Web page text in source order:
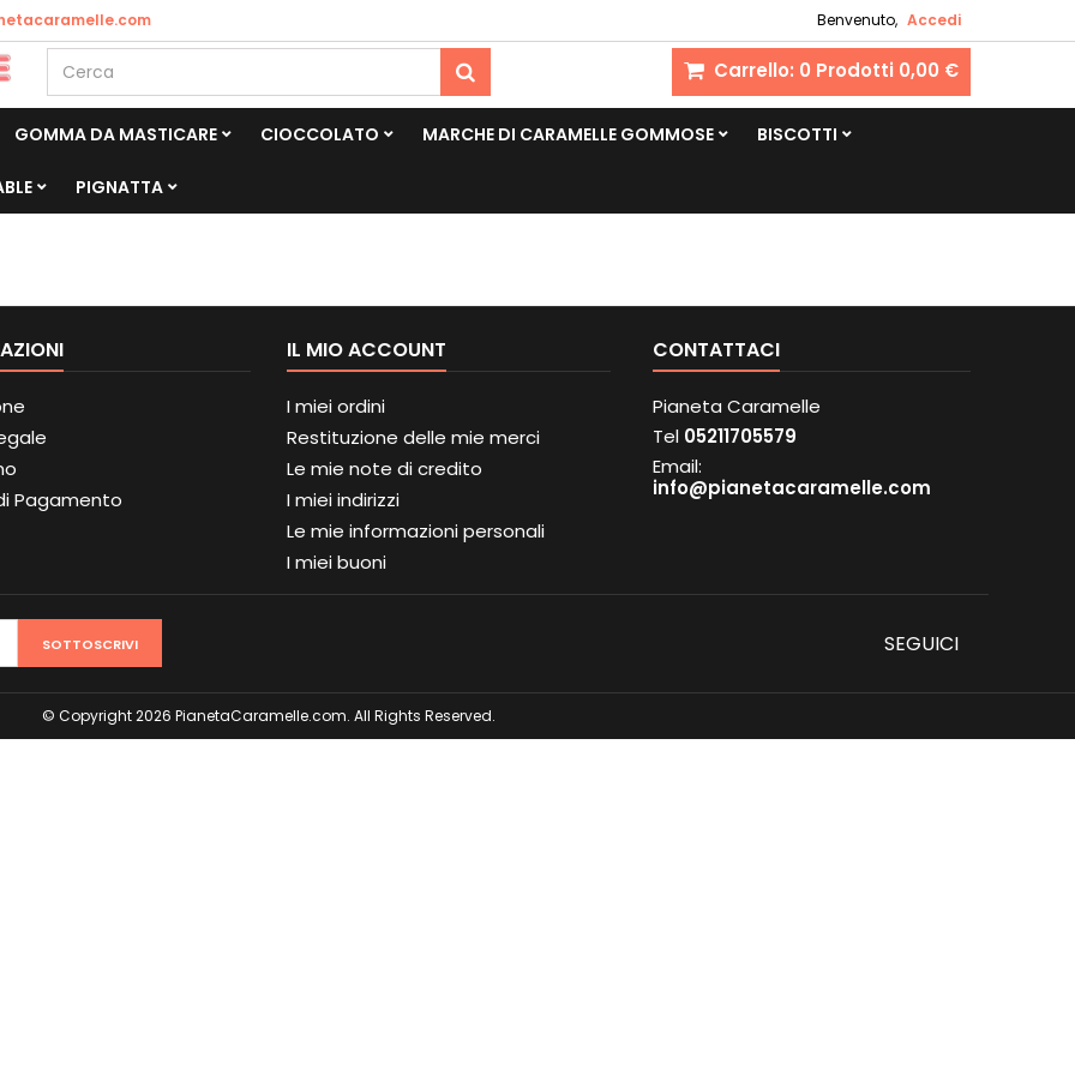
Benvenuto, Accedi
Carrello: 0 Prodotti 0,00 €
GOMMA DA MASTICARE CIOCCOLATO MARCHE DI CARAMELLE GOMMOSE BISCOTTI
PIGNATTA
Pagamento
© Copyright 2026 PianetaCaramelle.com. All Rights Reserved.
IL MIO ACCOUNT
I miei ordini
Restituzione delle mie merci
Le mie note di credito
I miei indirizzi
Le mie informazioni personali
I miei buoni
CONTATTACI
Pianeta Caramelle
Tel 05211705579
Email:
info@pianetacaramelle.com
SOTTOSCRIVI SEGUICI